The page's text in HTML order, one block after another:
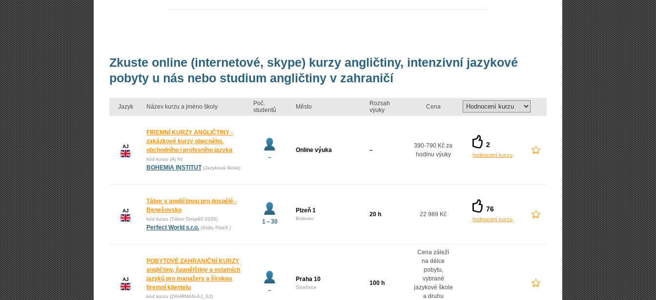
Zkuste online (internetové, skype) kurzy angličtiny, intenzivní jazykové
pobyty u nás nebo studium angličtiny v zahraničí
Jazyk Název kurzu a jméno školy
Poč.
studentů
Město
Rozsah
výuky
Cena
AJ
FIREMNÍ KURZY ANGLIČTINY -
zakázkové kurzy obecného,
obchodního i profesního jazyka
kód kurzu (Aj fir)
BOHEMIA INSTITUT (Jazyková škola)
–
Online výuka –
390-790 Kč za
hodinu výuky
2
hodnocení kurzu
AJ
Tábor s angličtinou pro dospělé -
Benešovsko
kód kurzu (Tábor Dospělí 2026)
Perfect World s.r.o. (Sídlo Plzeň )
1 – 30
Plzeň 1
Bolevec
20 h 22 989 Kč
76
hodnocení kurzu
AJ
POBYTOVÉ ZAHRANIČNÍ KURZY
angličtiny, španělštiny a ostatních
jazyků pro manažery a širokou
firemní klientelu
kód kurzu (ZAHRMAN-AJ_SJ)
–
Praha 10
Strašnice
100 h
Cena záleží
na délce
pobytu,
vybrané
jazykové škole
a druhu